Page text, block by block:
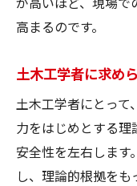
高まるのです。
土木工学者に求め
土木工学者にとって
力をはじめとする理
安全性を左右します
し、理論的根拠をも